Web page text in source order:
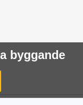
byggande